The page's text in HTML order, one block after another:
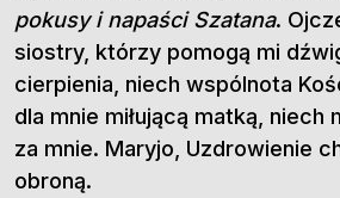
pokusy i napaści Szatana.
siostry, którzy pomogą mi
cierpienia, niech wspólnota
dla mnie miłującą matką, niech
za mnie. Maryjo, Uzdrowienie
obroną.